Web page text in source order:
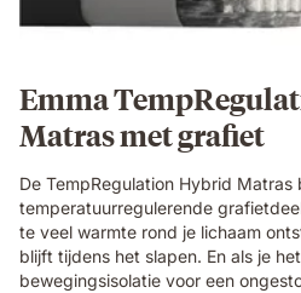
Emma
Matras met grafiet
De TempRegulation Hybrid Matras
temperatuurregulerende
te veel warmte rond je lichaam
blijft tijdens het slapen. En als je
bewegingsisolatie voor een